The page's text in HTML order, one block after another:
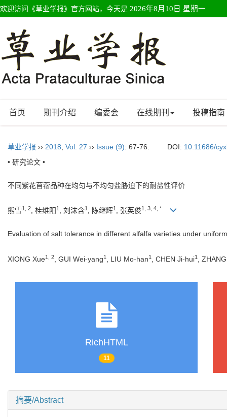
欢迎访问《草业学报》官方网站，今天是 2026年8月10日 星期一
首页 期刊介绍 编委会 在线期刊 投稿指南
草业学报 ›› 2018 Vol. 27 ›› Issue (9): 67-76. DOI: 10.11686/
• 研究论文 •
不同紫花苜蓿品种在均匀与不均匀盐胁迫下的耐盐性评价
熊雪1, 2, 桂维阳 1 , 刘沫含1 , 陈继辉1 , 张英俊1, 3, 4, *
Evaluation of salt tolerance in different alfalfa varieties under
XIONG Xue1, 2 , GUI Wei-yang1 , LIU Mo-han1 , CHEN Ji-hui1 ,
RichHTML
11
摘要/Abstract